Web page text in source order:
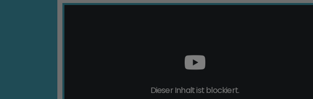
Dieser Inhalt ist blockiert.